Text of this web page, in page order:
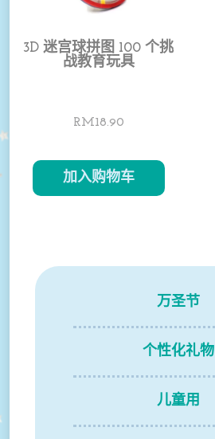
万圣节
个性化礼物
儿童用
3D 迷宫球拼图 100 个挑
战教育玩具
RM18.90
加入购物车